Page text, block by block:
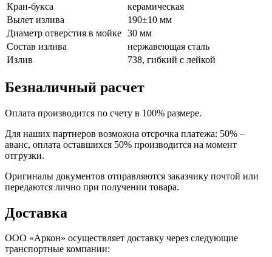
Кран-букса
керамическая
Вылет излива
190±10 мм
Диаметр отверстия в мойке 30 мм
Состав излива
нержавеющая сталь
Излив
738, гибкий с лейкой
Безналичный расчет
Оплата производится по счету в 100% размере.
Для наших партнеров возможна отсрочка платежа: 50% –
аванс, оплата оставшихся 50% производится на момент
отгрузки.
Оригиналы документов отправляются заказчику почтой или
передаются лично при получении товара.
Доставка
ООО «Аркон» осуществляет доставку через следующие
транспортные компании: